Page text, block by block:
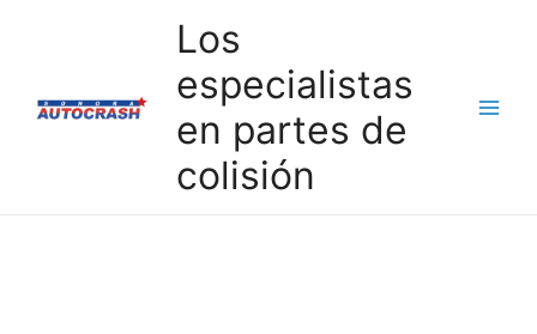
Los
especialistas
en partes de
colisión